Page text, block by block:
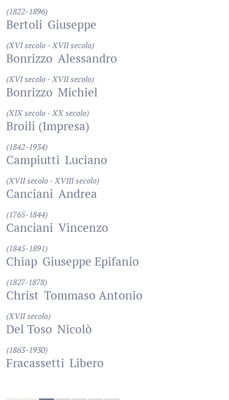
(1822-1896)
Bertoli Giuseppe
(XVI secolo - XVII secolo)
Bonrizzo Alessandro
(XVI secolo - XVII secolo)
Bonrizzo Michiel
(XIX secolo - XX secolo)
Broili (Impresa)
(1842-1934)
Campiutti Luciano
(XVII secolo - XVIII secolo)
Canciani Andrea
(1765-1844)
Canciani Vincenzo
(1845-1891)
Chiap Giuseppe Epifanio
(1827-1878)
Christ Tommaso Antonio
(XVII secolo)
Del Toso Nicolò
(1863-1930)
Fracassetti Libero